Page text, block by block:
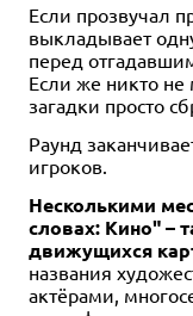
Если прозвучал
выкладывает
перед
Если же никто не
загадки просто
Раунд
игроков.
Несколькими
словах: Кино" –
движущихся
названия
актёрами,